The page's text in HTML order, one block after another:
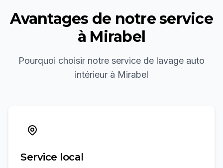
Avantages de notre service
à Mirabel
Pourquoi choisir notre service de lavage auto
intérieur à Mirabel
Service local